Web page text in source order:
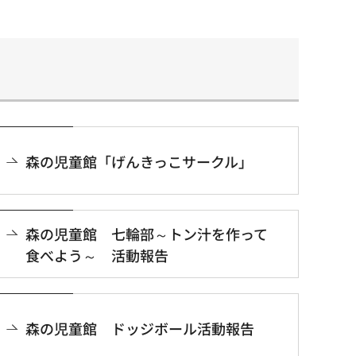
森の児童館「げんきっこサークル」
森の児童館 七輪部～トン汁を作って
食べよう～ 活動報告
森の児童館 ドッジボール活動報告